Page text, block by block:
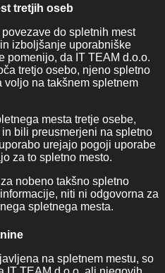
tretjih oseb
do spletnih mest
izboljšanje uporabniške
pomenijo, da IT TEAM d.o.o.
tretjo osebo, njeno spletno
voljo na takšnem spletnem
mesta tretje osebe,
bili preusmerjeni na spletno
urejajo pogoji uporabe
za to spletno mesto.
nobeno takšno spletno
niti ni odgovorna za
spletnega mesta.
na spletnem mestu, so